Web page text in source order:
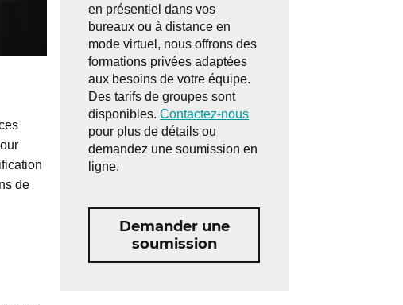
de
en présentiel dans vos
bureaux ou à distance en
mode virtuel, nous offrons des
formations privées adaptées
aux besoins de votre équipe.
Des tarifs de groupes sont
disponibles.Contactez-nous
pour plus de détails ou
demandez une soumission en
ligne.
Demander une
soumission